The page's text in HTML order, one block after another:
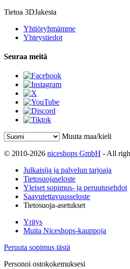
Tietoa 3DJakesta
Yhtiöryhmämme
Yhteystiedot
Seuraa meitä
Muuta maa/kieli
© 2010-2026 niceshops GmbH - All
Julkaisija ja palvelun tarjoaja
Tietosuojaseloste
Yleiset sopimus- ja peruutusehdot
Saavutettavuusseloste
Tietosuoja-asetukset
Yritys
Muita Niceshops-kauppoja
Peruuta sopimus tästä
Personoi ostokokemuksesi